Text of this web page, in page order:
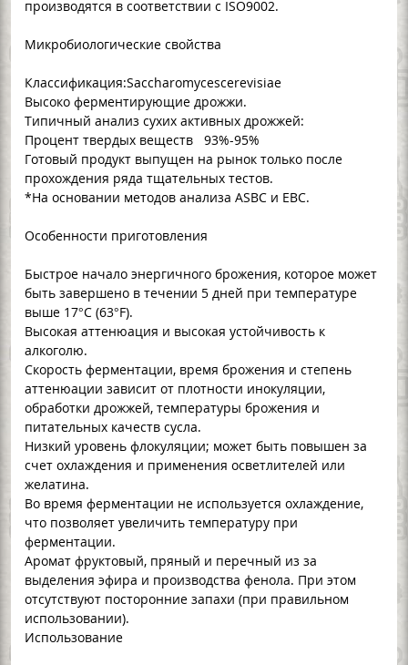
производятся в соответствии с ISO9002.
Микробиологические свойства
Классификация:Saccharomycescerevisiae
Высоко ферментирующие дрожжи.
Типичный анализ сухих активных дрожжей:
Процент твердых веществ 93%-95%
Готовый продукт выпущен на рынок только после
прохождения ряда тщательных тестов.
*На основании методов анализа ASBC и EBC.
Особенности приготовления
Быстрое начало энергичного брожения, которое может
быть завершено в течении 5 дней при температуре
выше 17°C (63°F).
Высокая аттенюация и высокая устойчивость к
алкоголю.
Скорость ферментации, время брожения и степень
аттенюации зависит от плотности инокуляции,
обработки дрожжей, температуры брожения и
питательных качеств сусла.
Низкий уровень флокуляции; может быть повышен за
счет охлаждения и применения осветлителей или
желатина.
Во время ферментации не используется охлаждение,
что позволяет увеличить температуру при
ферментации.
Аромат фруктовый, пряный и перечный из за
выделения эфира и производства фенола. При этом
отсутствуют посторонние запахи (при правильном
использовании).
Использование